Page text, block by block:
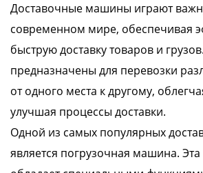
Доставочные машины играют
современном мире, обеспечивая
быструю доставку товаров и
предназначены для перевозки
от одного места к другому,
улучшая процессы доставки.
Одной из самых популярных
является погрузочная машина.